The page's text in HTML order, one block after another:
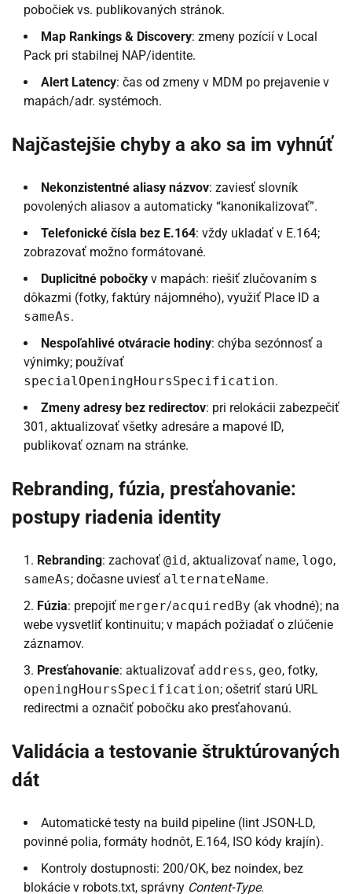
pobočiek vs. publikovaných stránok.
Map Rankings & Discovery: zmeny pozícií v Local
Pack pri stabilnej NAP/identite.
Alert Latency: čas od zmeny v MDM po prejavenie v
mapách/adr. systémoch.
Najčastejšie chyby a ako sa im vyhnúť
Nekonzistentné aliasy názvov: zaviesť slovník
povolených aliasov a automaticky “kanonikalizovať”.
Telefonické čísla bez E.164: vždy ukladať v E.164;
zobrazovať možno formátované.
Duplicitné pobočky v mapách: riešiť zlučovaním s
dôkazmi (fotky, faktúry nájomného), využiť Place ID a
sameAs.
Nespoľahlivé otváracie hodiny: chýba sezónnosť a
výnimky; používať
specialOpeningHoursSpecification.
Zmeny adresy bez redirectov: pri relokácii zabezpečiť
301, aktualizovať všetky adresáre a mapové ID,
publikovať oznam na stránke.
Rebranding, fúzia, presťahovanie:
postupy riadenia identity
Rebranding: zachovať @id, aktualizovať name, logo,
sameAs; dočasne uviesť alternateName.
Fúzia: prepojiť merger/acquiredBy (ak vhodné); na
webe vysvetliť kontinuitu; v mapách požiadať o zlúčenie
záznamov.
Presťahovanie: aktualizovať address, geo, fotky,
openingHoursSpecification; ošetriť starú URL
redirectmi a označiť pobočku ako presťahovanú.
Validácia a testovanie štruktúrovaných
dát
Automatické testy na build pipeline (lint JSON-LD,
povinné polia, formáty hodnôt, E.164, ISO kódy krajín).
Kontroly dostupnosti: 200/OK, bez noindex, bez
blokácie v robots.txt, správny Content-Type.